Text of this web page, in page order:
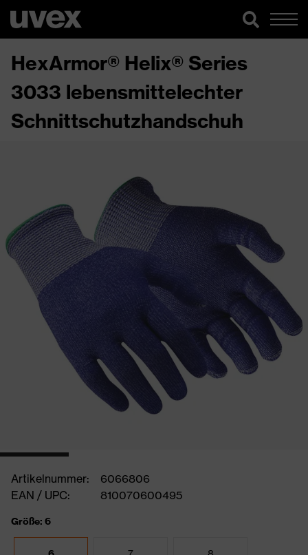
HexArmor® Helix® Series
3033 lebensmittelechter
Schnittschutzhandschuh
Artikelnummer:
6066806
EAN / UPC:
810070600495
Größe: 6